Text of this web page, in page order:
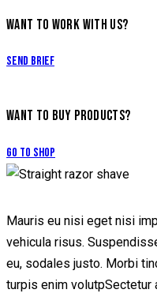
WANT TO WORK WITH US?
Send Brief
WANT TO BUY PRODUCTS?
Go to Shop$35.00
Mauris eu nisi eget nisi
vehicula risus.
eu, sodales justo. Morbi
turpis enim